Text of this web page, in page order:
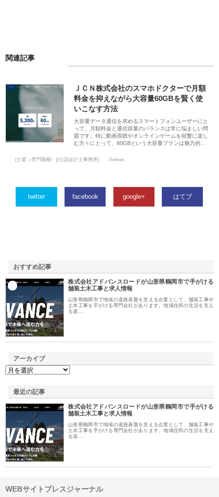
関連記事
ＪＣＮ株式会社のスマホドクターで月額
料金を抑えながら大容量60GBを賢く使
いこなす方法
大容量データ通信を求めるスマートフォンユーザーにと
って、月額料金と通信容量のバランスは常に悩ましい問
題です。特に動画視聴やオンラインゲームを頻繁に楽し
む方々にとって、60GBという大容量プランは魅力的…
[士業（専門職種）][公認会計士事務所] 0views
twitter facebook google+ はてブ
おすすめ記事
株式会社アドバンスロードが山形県鶴岡市で手がける
舗装土木工事と求人情報
山形県鶴岡市で地域の道路基盤を支える企業として、舗装工事や
土木工事を手がける専門会社があります。地域住民の生活を支え
る道…
アーカイブ
最近の記事
株式会社アドバンスロードが山形県鶴岡市で手がける
舗装土木工事と求人情報
山形県鶴岡市で地域の道路基盤を支える企業として、舗装工事や
土木工事を手がける専門会社があります。地域住民の生活を支え
る道…
WEBサイトプレスジャーナル